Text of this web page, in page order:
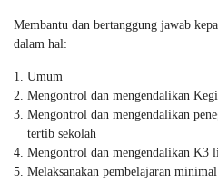
Membantu dan bertanggung jawab
dalam hal:
Umum
Mengontrol dan mengendalikan
Mengontrol dan mengendalikan
tertib sekolah
Mengontrol dan mengendalikan K3
Melaksanakan pembelajaran